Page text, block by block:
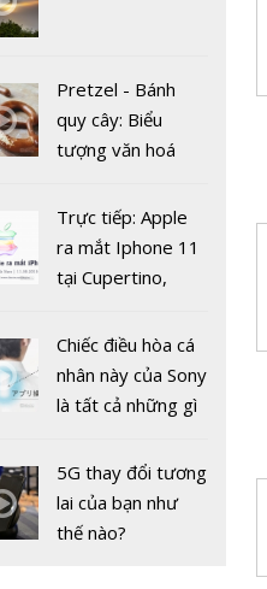
nhất mang tên
'Pink Venom'
Dự báo giá vàng
ngày 17/5: Cơ hội
‘bùng nổ’
Pretzel - Bánh
quy cây: Biểu
tượng văn hoá
tranh cãi về nguồn
gốc
Trực tiếp: Apple
ra mắt Iphone 11
tại Cupertino,
Chiếc điều hòa cá
nhân này của Sony
là tất cả những gì
sót qua mùa hè
nóng nực
5G thay đổi tương
lai của bạn như
thế nào?